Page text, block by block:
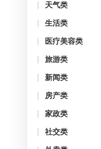
天气类
生活类
医疗美容类
旅游类
新闻类
房产类
家政类
社交类